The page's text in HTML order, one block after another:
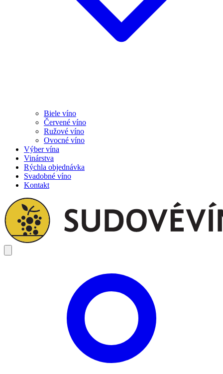
Biele víno
Červené víno
Ružové víno
Ovocné víno
Výber vína
Vinárstva
Rýchla objednávka
Svadobné víno
Kontakt